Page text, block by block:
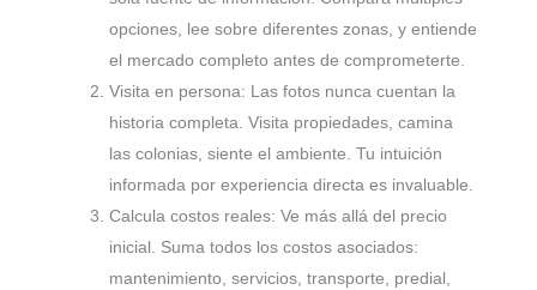
opciones, lee sobre diferentes zonas, y entiende
el mercado completo antes de comprometerte.
Visita en persona: Las fotos nunca cuentan la
historia completa. Visita propiedades, camina
las colonias, siente el ambiente. Tu intuición
informada por experiencia directa es invaluable.
Calcula costos reales: Ve más allá del precio
inicial. Suma todos los costos asociados:
mantenimiento, servicios, transporte, predial,